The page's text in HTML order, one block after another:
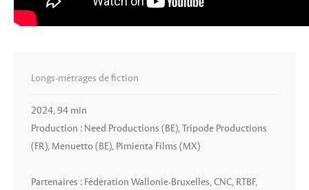
Longs-métrages de fiction
2024, 94 min
Production : Need Productions (BE), Tripode Productions
(FR), Menuetto (BE), Pimienta Films (MX)
Partenaires : Fédération Wallonie-Bruxelles, CNC, RTBF,